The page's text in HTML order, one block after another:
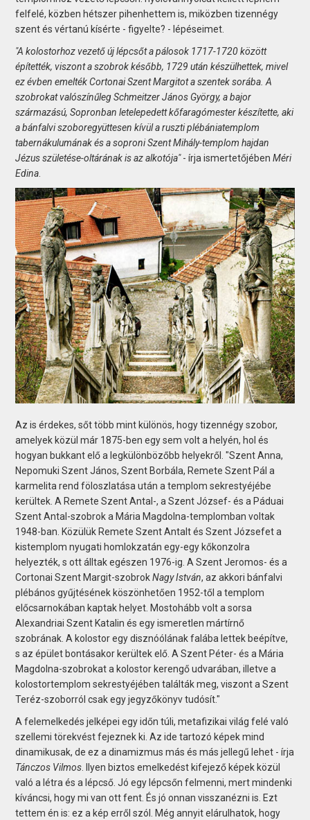
felfelé, közben hétszer pihenhettem is, miközben tizennégy
szent és vértanú kísérte - figyelte? - lépéseimet.
"A kolostorhoz vezető új lépcsőt a pálosok 1717-1720 között
építették, viszont a szobrok később, 1729 után készülhettek, mivel
ez évben emelték Cortonai Szent Margitot a szentek sorába. A
szobrokat valószínűleg Schmeitzer János György, a bajor
származású, Sopronban letelepedett kőfaragómester készítette, aki
a bánfalvi szoboregyüttesen kívül a ruszti plébániatemplom
tabernákulumának és a soproni Szent Mihály-templom hajdan
Jézus születése-oltárának is az alkotója"- írja ismertetőjébenMéri
Edina
Az is érdekes, sőt több mint különös, hogy tizennégy szobor,
amelyek közül már 1875-ben egy sem volt a helyén, hol és
hogyan bukkant elő a legkülönbözőbb helyekről. "Szent Anna,
Nepomuki Szent János, Szent Borbála, Remete Szent Pál a
karmelita rend föloszlatása után a templom sekrestyéjébe
kerültek. A Remete Szent Antal-, a Szent József- és a Páduai
Szent Antal-szobrok a Mária Magdolna-templomban voltak
1948-ban. Közülük Remete Szent Antalt és Szent Józsefet a
kistemplom nyugati homlokzatán egy-egy kőkonzolra
helyezték, s ott álltak egészen 1976-ig. A Szent Jeromos- és a
Cortonai Szent Margit-szobrokNagy István, az akkori bánfalvi
plébános gyűjtésének köszönhetően 1952-től a templom
előcsarnokában kaptak helyet. Mostohább volt a sorsa
Alexandriai Szent Katalin és egy ismeretlen mártírnő
szobrának. A kolostor egy disznóólának falába lettek beépítve,
s az épület bontásakor kerültek elő. A Szent Péter- és a Mária
Magdolna-szobrokat a kolostor kerengő udvarában, illetve a
kolostortemplom sekrestyéjében találták meg, viszont a Szent
Teréz-szoborról csak egy jegyzőkönyv tudósít."
A felemelkedés jelképei egy időn túli, metafizikai világ felé való
szellemi törekvést fejeznek ki. Az ide tartozó képek mind
dinamikusak, de ez a dinamizmus más és más jellegű lehet - írja
Tánczos Vilmos. Ilyen biztos emelkedést kifejező képek közül
való a létra és a lépcső. Jó egy lépcsőn felmenni, mert mindenki
kíváncsi, hogy mi van ott fent. És jó onnan visszanézni is. Ezt
tettem én is: ez a kép erről szól. Még annyit elárulhatok, hogy